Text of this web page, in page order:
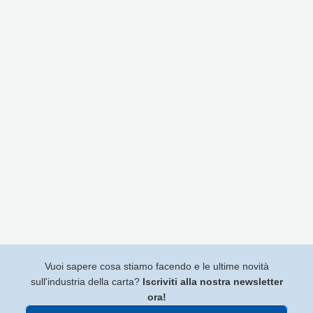
Vuoi sapere cosa stiamo facendo e le ultime novità
sull'industria della carta? Iscriviti alla nostra newsletter
ora!